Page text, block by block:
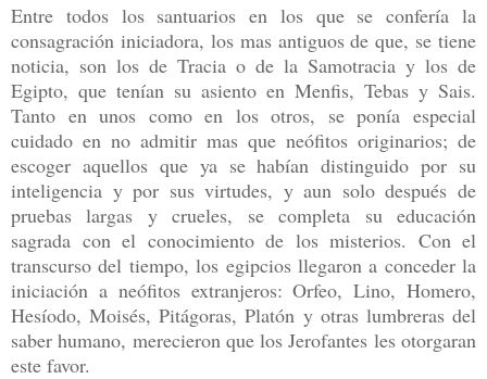
Entre todos los santuarios en los que se confería la
consagración iniciadora, los mas antiguos de que, se tiene
noticia, son los de Tracia o de la Samotracia y los de
Egipto, que tenían su asiento en Menfis, Tebas y Sais.
Tanto en unos como en los otros, se ponía especial
cuidado en no admitir mas que neófitos originarios; de
escoger aquellos que ya se habían distinguido por su
inteligencia y por sus virtudes, y aun solo después de
pruebas largas y crueles, se completa su educación
sagrada con el conocimiento de los misterios. Con el
transcurso del tiempo, los egipcios llegaron a conceder la
iniciación a neófitos extranjeros: Orfeo, Lino, Homero,
Hesíodo, Moisés, Pitágoras, Platón y otras lumbreras del
saber humano, merecieron que los Jerofantes les otorgaran
este favor.